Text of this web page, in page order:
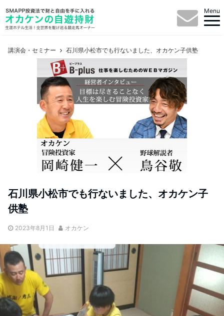
Menu
講演会・セミナー 石川県小松市でも行ないました、オカケン子供塾
石川県小松市でも行ないました、オカケン子
供塾
2023年8月1日 オカケン